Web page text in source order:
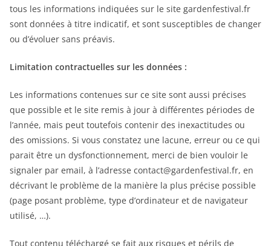
tous les informations indiquées sur le site gardenfestival.fr
sont données à titre indicatif, et sont susceptibles de changer
ou d’évoluer sans préavis.
Limitation contractuelles sur les données :
Les informations contenues sur ce site sont aussi précises
que possible et le site remis à jour à différentes périodes de
l’année, mais peut toutefois contenir des inexactitudes ou
des omissions. Si vous constatez une lacune, erreur ou ce qui
parait être un dysfonctionnement, merci de bien vouloir le
signaler par email, à l’adresse contact@gardenfestival.fr, en
décrivant le problème de la manière la plus précise possible
(page posant problème, type d’ordinateur et de navigateur
utilisé, …).
Tout contenu téléchargé se fait aux risques et périls de